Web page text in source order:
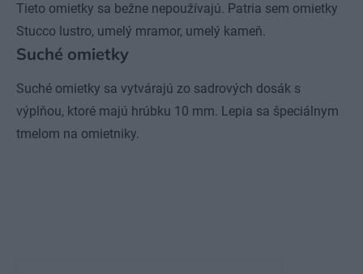
Tieto omietky sa bežne nepoužívajú. Patria sem omietky
Stucco lustro, umelý mramor, umelý kameň.
Suché omietky
Suché omietky sa vytvárajú zo sadrových dosák s
výplňou, ktoré majú hrúbku 10 mm. Lepia sa špeciálnym
tmelom na omietniky.